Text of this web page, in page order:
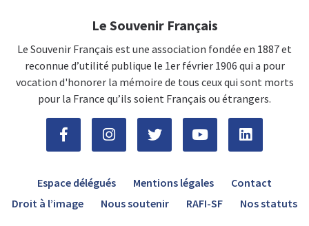
Le Souvenir Français
Le Souvenir Français est une association fondée en 1887 et
reconnue d’utilité publique le 1er février 1906 qui a pour
vocation d'honorer la mémoire de tous ceux qui sont morts
pour la France qu’ils soient Français ou étrangers.
Espace délégués Mentions légales
Contact
Droit à l’image
Nous soutenir RAFI-SF Nos statuts